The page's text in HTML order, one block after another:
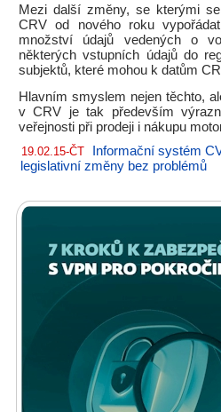
Mezi další změny, se kterými
CRV od nového roku
množství údajů vedených o
některých vstupních údajů do
subjektů, které mohou k datům
Hlavním smyslem nejen těchto,
v CRV je tak především
veřejnosti při prodeji i nákupu
19.02.15-ČT
Informační systém
legislativní změny bez problémů